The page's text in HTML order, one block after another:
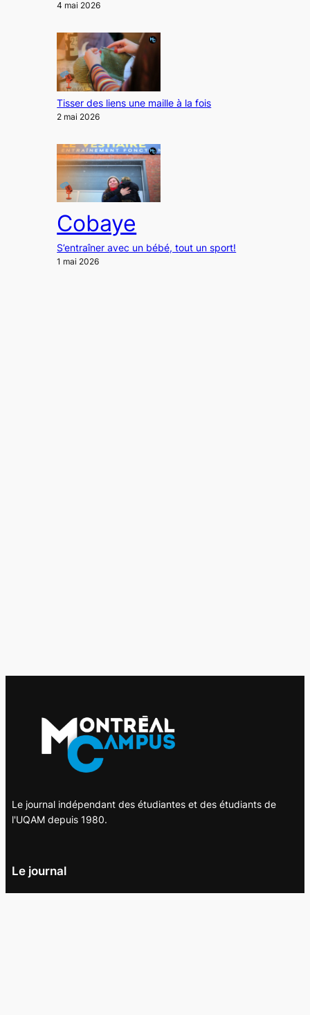
4 mai 2026
Tisser des liens une maille à la fois
2 mai 2026
Cobaye
S’entraîner avec un bébé, tout un sport!
1 mai 2026
Le journal indépendant des étudiantes et des étudiants de
l'UQAM depuis 1980.
Le journal